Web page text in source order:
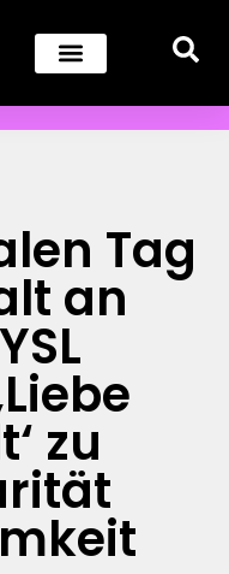
Tag
an
zu